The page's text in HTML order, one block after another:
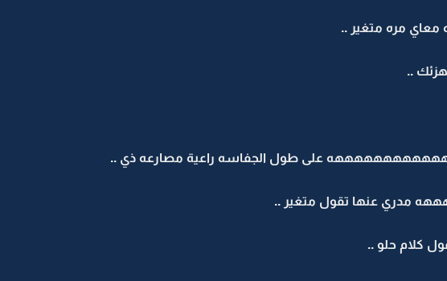
مره متغير ..
..
على طول الجفاسه راعية مصارعه ذي ..
مدري عنها تقول متغير ..
كلام حلو ..